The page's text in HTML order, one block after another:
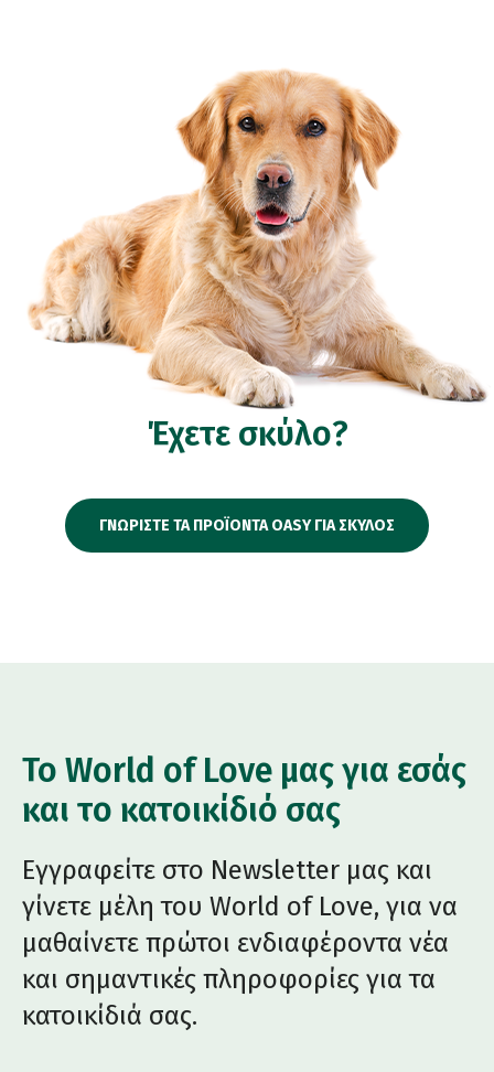
Έχετε σκύλο?
ΓΝΩΡΙΣΤΕ ΤΑ ΠΡΟΪΟΝΤΑ OASY ΓΙΑ ΣΚΥΛΟΣ
Το World of Love μας για εσάς
και το κατοικίδιό σας
Εγγραφείτε στο Newsletter μας και
γίνετε μέλη του World of Love, για να
μαθαίνετε πρώτοι ενδιαφέροντα νέα
και σημαντικές πληροφορίες για τα
κατοικίδιά σας.